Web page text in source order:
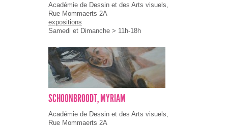
Académie de Dessin et des Arts visuels,
Rue Mommaerts 2A
expositions
Samedi et Dimanche > 11h-18h
SCHOONBROODT, MYRIAM
Académie de Dessin et des Arts visuels,
Rue Mommaerts 2A